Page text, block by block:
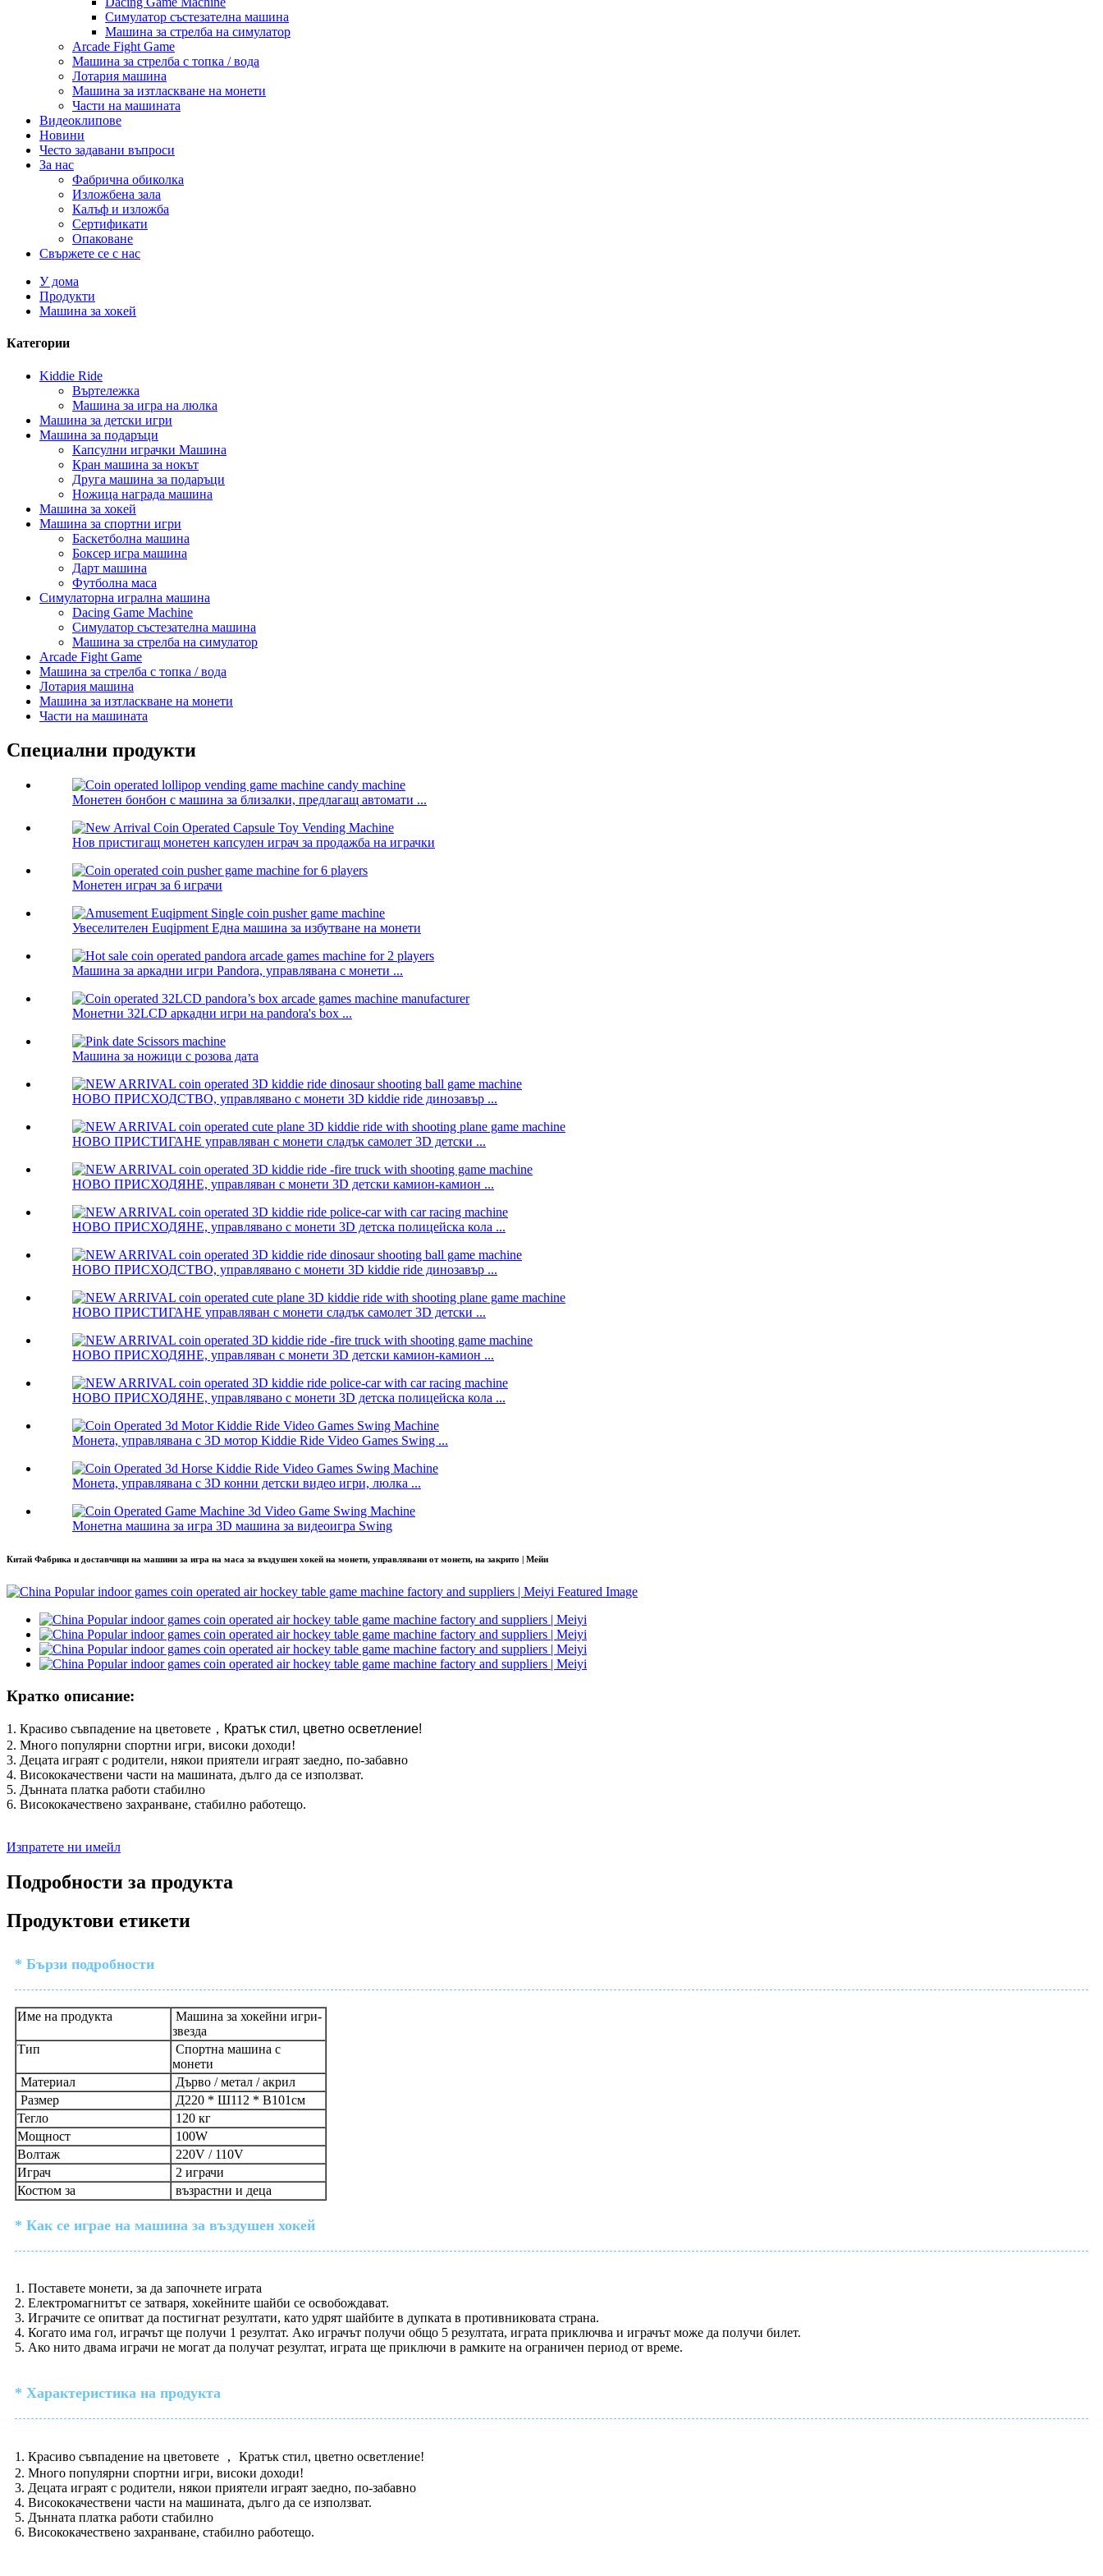
Симулатор състезателна машина
Машина за стрелба на симулатор
Arcade Fight Game
Машина за стрелба с топка / вода
Лотария машина
Машина за изтласкване на монети
Части на машината
Видеоклипове
Новини
Често задавани въпроси
За нас
Фабрична обиколка
Изложбена зала
Калъф и изложба
Сертификати
Опаковане
Свържете се с нас
У дома
Продукти
Машина за хокей
Категории
Kiddie Ride
Въртележка
Машина за игра на люлка
Машина за детски игри
Машина за подаръци
Капсулни играчки Машина
Кран машина за нокът
Друга машина за подаръци
Ножица награда машина
Машина за хокей
Машина за спортни игри
Баскетболна машина
Боксер игра машина
Дарт машина
Футболна маса
Симулаторна игрална машина
Dacing Game Machine
Симулатор състезателна машина
Машина за стрелба на симулатор
Arcade Fight Game
Машина за стрелба с топка / вода
Лотария машина
Машина за изтласкване на монети
Части на машината
Специални продукти
Монетен бонбон с машина за близалки, предлагащ автомати ...
Нов пристигащ монетен капсулен играч за продажба на играчки
Монетен играч за 6 играчи
Увеселителен Euqipment Една машина за избутване на монети
Машина за аркадни игри Pandora, управлявана с монети ...
Монетни 32LCD аркадни игри на pandora's box ...
Машина за ножици с розова дата
НОВО ПРИСХОДСТВО, управлявано с монети 3D kiddie ride динозавър ...
НОВО ПРИСТИГАНЕ управляван с монети сладък самолет 3D детски ...
НОВО ПРИСХОДЯНЕ, управляван с монети 3D детски камион-камион ...
НОВО ПРИСХОДЯНЕ, управлявано с монети 3D детска полицейска кола ...
НОВО ПРИСХОДСТВО, управлявано с монети 3D kiddie ride динозавър ...
НОВО ПРИСТИГАНЕ управляван с монети сладък самолет 3D детски ...
НОВО ПРИСХОДЯНЕ, управляван с монети 3D детски камион-камион ...
НОВО ПРИСХОДЯНЕ, управлявано с монети 3D детска полицейска кола ...
Монета, управлявана с 3D мотор Kiddie Ride Video Games Swing ...
Монета, управлявана с 3D конни детски видео игри, люлка ...
Монетна машина за игра 3D машина за видеоигра Swing
Китай Фабрика и доставчици на машини за игра на маса за въздушен хокей на монети, управлявани от монети, на закрито | Мейи
Кратко описание:
1. Красиво съвпадение на цветовете ， Кратък стил, цветно осветление!
2. Много популярни спортни игри, високи доходи!
3. Децата играят с родители, някои приятели играят заедно, по-забавно
4. Висококачествени части на машината, дълго да се използват.
5. Дънната платка работи стабилно
6. Висококачествено захранване, стабилно работещо.
Изпратете ни имейл
Подробности за продукта
Продуктови етикети
* Бързи подробности
Име на продукта
Машина за хокейни игри-
звезда
Тип
Спортна машина с
монети
Материал
Дърво / метал / акрил
Размер
Д220 * Ш112 * В101см
Тегло
120 кг
Мощност
100W
Волтаж
220V / 110V
Играч
2 играчи
Костюм за
възрастни и деца
* Как се играе на машина за въздушен хокей
1. Поставете монети, за да започнете играта
2. Електромагнитът се затваря, хокейните шайби се освобождават.
3. Играчите се опитват да постигнат резултати, като удрят шайбите в дупката в противниковата страна.
4. Когато има гол, играчът ще получи 1 резултат. Ако играчът получи общо 5 резултата, играта приключва и играчът може да получи билет.
5. Ако нито двама играчи не могат да получат резултат, играта ще приключи в рамките на ограничен период от време.
* Характеристика на продукта
1. Красиво съвпадение на цветовете ， Кратък стил, цветно осветление!
2. Много популярни спортни игри, високи доходи!
3. Децата играят с родители, някои приятели играят заедно, по-забавно
4. Висококачествени части на машината, дълго да се използват.
5. Дънната платка работи стабилно
6. Висококачествено захранване, стабилно работещо.